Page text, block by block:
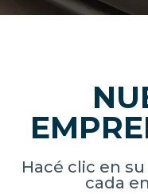
Hacé clic en
cada